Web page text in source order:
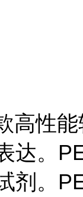
高性
达。
剂。